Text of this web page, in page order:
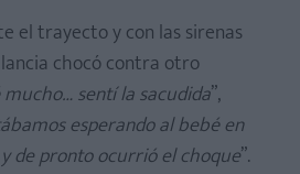
el trayecto y con las sirenas
chocó contra otro
sentí la sacudida”,
esperando al bebé en
de pronto ocurrió el choque”.